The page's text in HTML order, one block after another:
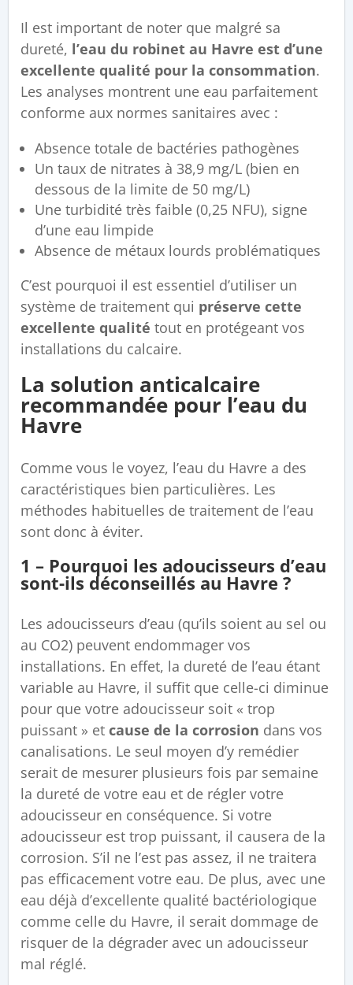
Il est important de noter que malgré sa
dureté, l’eau du robinet au Havre est d’une
excellente qualité pour la consommation.
Les analyses montrent une eau parfaitement
conforme aux normes sanitaires avec :
Absence totale de bactéries pathogènes
Un taux de nitrates à 38,9 mg/L (bien en
dessous de la limite de 50 mg/L)
Une turbidité très faible (0,25 NFU), signe
d’une eau limpide
Absence de métaux lourds problématiques
C’est pourquoi il est essentiel d’utiliser un
système de traitement qui préserve cette
excellente qualité tout en protégeant vos
installations du calcaire.
La solution anticalcaire
recommandée pour l’eau du
Havre
Comme vous le voyez, l’eau du Havre a des
caractéristiques bien particulières. Les
méthodes habituelles de traitement de l’eau
sont donc à éviter.
1 – Pourquoi les adoucisseurs d’eau
sont-ils déconseillés au Havre ?
Les adoucisseurs d’eau (qu’ils soient au sel ou
au CO2) peuvent endommager vos
installations. En effet, la dureté de l’eau étant
variable au Havre, il suffit que celle-ci diminue
pour que votre adoucisseur soit « trop
puissant » et cause de la corrosion dans vos
canalisations. Le seul moyen d’y remédier
serait de mesurer plusieurs fois par semaine
la dureté de votre eau et de régler votre
adoucisseur en conséquence. Si votre
adoucisseur est trop puissant, il causera de la
corrosion. S’il ne l’est pas assez, il ne traitera
pas efficacement votre eau. De plus, avec une
eau déjà d’excellente qualité bactériologique
comme celle du Havre, il serait dommage de
risquer de la dégrader avec un adoucisseur
mal réglé.